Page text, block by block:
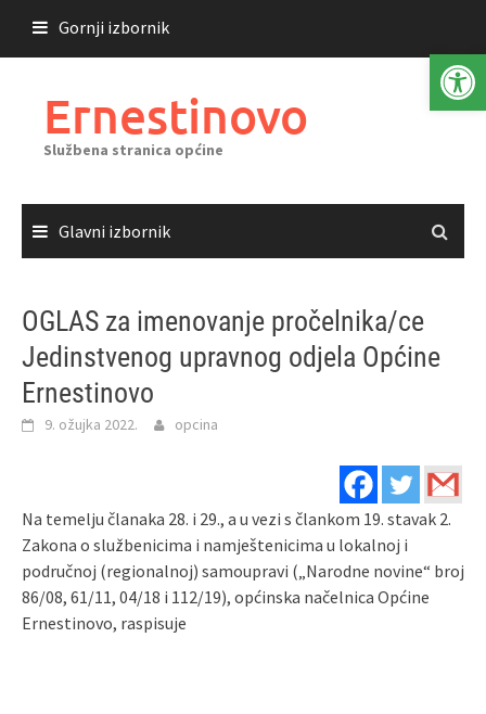
sadržaja
Gornji izbornik
Ernestinovo
Službena stranica općine
Glavni izbornik
OGLAS za imenovanje pročelnika/ce
Jedinstvenog upravnog odjela Općine
Ernestinovo
9. ožujka 2022. opcina
Na temelju članaka 28. i 29., a u vezi s člankom 19. stavak 2.
Zakona o službenicima i namještenicima u lokalnoj i
područnoj (regionalnoj) samoupravi („Narodne novine“ broj
86/08, 61/11, 04/18 i 112/19), općinska načelnica Općine
Ernestinovo, raspisuje